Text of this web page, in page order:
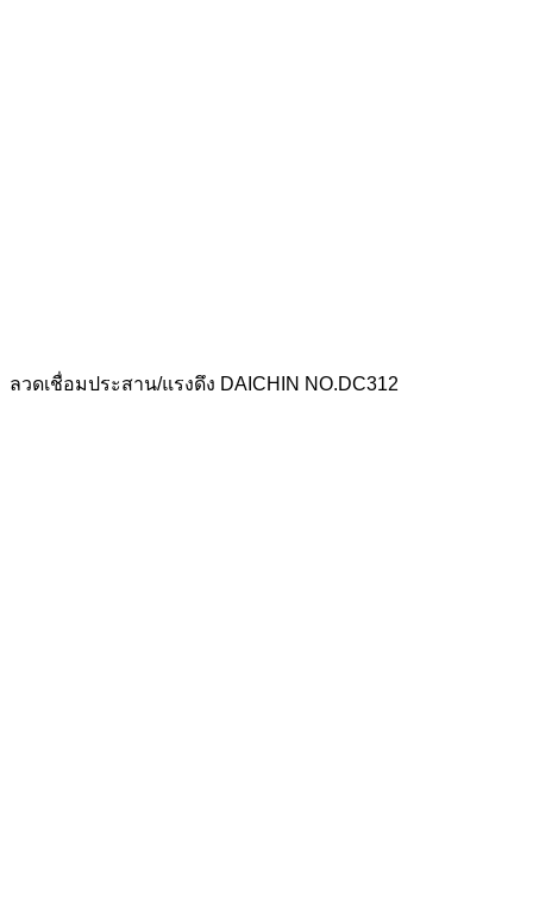
ลวดเชื่อมประสาน/แรงดึง DAICHIN NO.DC312